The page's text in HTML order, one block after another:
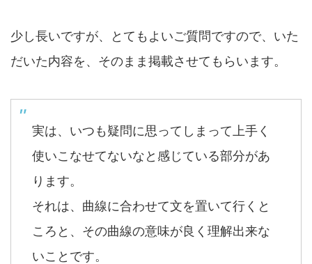
少し長いですが、とてもよいご質問ですので、いた
だいた内容を、そのまま掲載させてもらいます。
実は、いつも疑問に思ってしまって上手く
使いこなせてないなと感じている部分があ
ります。
それは、曲線に合わせて文を置いて行くと
ころと、その曲線の意味が良く理解出来な
いことです。